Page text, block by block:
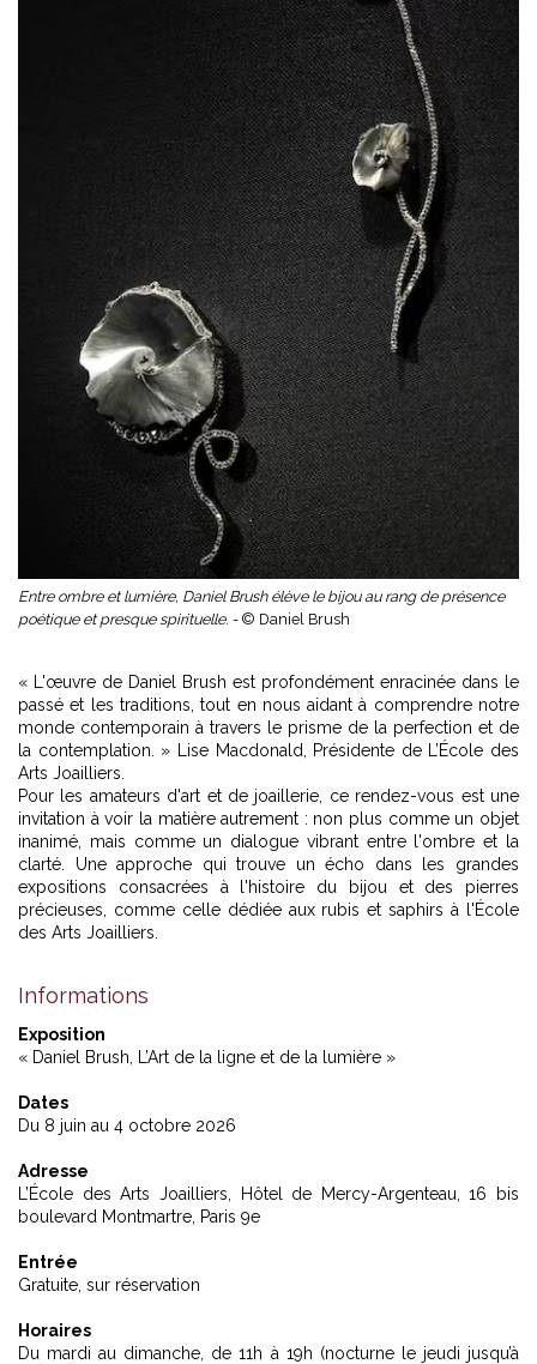
Entre ombre et lumière, Daniel Brush élève le bijou au rang de présence
poétique et presque spirituelle. - © Daniel Brush
« L'œuvre de Daniel Brush est profondément enracinée dans le
passé et les traditions, tout en nous aidant à comprendre notre
monde contemporain à travers le prisme de la perfection et de
la contemplation. » Lise Macdonald, Présidente de L’École des
Arts Joailliers.
Pour les amateurs d'art et de joaillerie, ce rendez-vous est une
invitation à voir la matière autrement : non plus comme un objet
inanimé, mais comme un dialogue vibrant entre l'ombre et la
clarté. Une approche qui trouve un écho dans les grandes
expositions consacrées à l'histoire du bijou et des pierres
précieuses, comme celle dédiée aux rubis et saphirs à l'École
des Arts Joailliers
Informations
Exposition
« Daniel Brush, L’Art de la ligne et de la lumière »
Dates
Du 8 juin au 4 octobre 2026
Adresse
L’École des Arts Joailliers, Hôtel de Mercy-Argenteau, 16 bis
boulevard Montmartre, Paris 9e
Entrée
Gratuite, sur réservation
Horaires
Du mardi au dimanche, de 11h à 19h (nocturne le jeudi jusqu’à